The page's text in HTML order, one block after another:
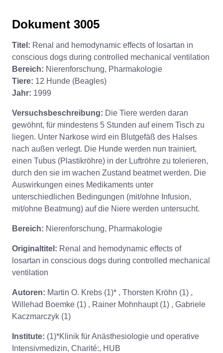
Dokument 3005
Titel: Renal and hemodynamic effects of losartan in
conscious dogs during controlled mechanical ventilation
Bereich: Nierenforschung, Pharmakologie
Tiere: 12 Hunde (Beagles)
Jahr: 1999
Versuchsbeschreibung: Die Tiere werden daran
gewöhnt, für mindestens 5 Stunden auf einem Tisch zu
liegen. Unter Narkose wird ein Blutgefäß des Halses
nach außen verlegt. Die Hunde werden nun trainiert,
einen Tubus (Plastikröhre) in der Luftröhre zu tolerieren,
durch den sie im wachen Zustand beatmet werden. Die
Auswirkungen eines Medikaments unter
unterschiedlichen Bedingungen (mit/ohne Infusion,
mit/ohne Beatmung) auf die Niere werden untersucht.
Bereich: Nierenforschung, Pharmakologie
Originaltitel: Renal and hemodynamic effects of
losartan in conscious dogs during controlled mechanical
ventilation
Autoren: Martin O. Krebs (1)* , Thorsten Kröhn (1) ,
Willehad Boemke (1) , Rainer Mohnhaupt (1) , Gabriele
Kaczmarczyk (1)
Institute: (1)*Klinik für Anästhesiologie und operative
Intensivmedizin, Charité:, HUB